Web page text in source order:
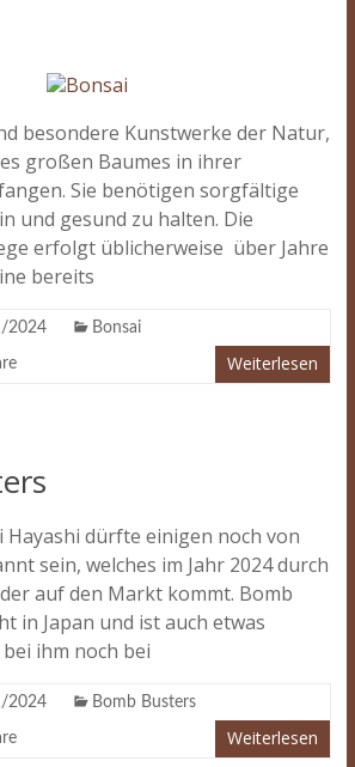
besondere Kunstwerke der Natur,
großen Baumes in ihrer
Sie benötigen sorgfältige
und gesund zu halten. Die
erfolgt üblicherweise über Jahre
bereits
2024 Bonsai
Weiterlesen
Hayashi dürfte einigen noch von
sein, welches im Jahr 2024 durch
auf den Markt kommt. Bomb
in Japan und ist auch etwas
ihm noch bei
2024 Bomb Busters
Weiterlesen